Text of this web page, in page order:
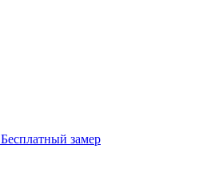
Бесплатный замер